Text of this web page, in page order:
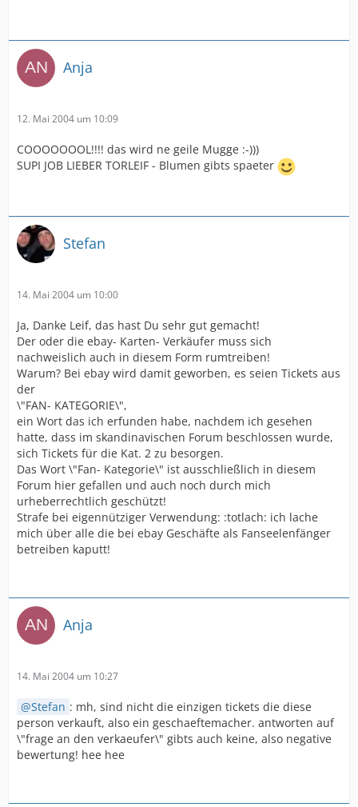
Anja
12. Mai 2004 um 10:09
COOOOOOOL!!!! das wird ne geile Mugge :-)))
SUPI JOB LIEBER TORLEIF - Blumen gibts spaeter
Stefan
14. Mai 2004 um 10:00
Ja, Danke Leif, das hast Du sehr gut gemacht!
Der oder die ebay- Karten- Verkäufer muss sich
nachweislich auch in diesem Form rumtreiben!
Warum? Bei ebay wird damit geworben, es seien Tickets aus
der
\"FAN- KATEGORIE\",
ein Wort das ich erfunden habe, nachdem ich gesehen
hatte, dass im skandinavischen Forum beschlossen wurde,
sich Tickets für die Kat. 2 zu besorgen.
Das Wort \"Fan- Kategorie\" ist ausschließlich in diesem
Forum hier gefallen und auch noch durch mich
urheberrechtlich geschützt!
Strafe bei eigennütziger Verwendung: :totlach: ich lache
mich über alle die bei ebay Geschäfte als Fanseelenfänger
betreiben kaputt!
Anja
14. Mai 2004 um 10:27
Stefan : mh, sind nicht die einzigen tickets die diese
person verkauft, also ein geschaeftemacher. antworten auf
\"frage an den verkaeufer\" gibts auch keine, also negative
bewertung! hee hee